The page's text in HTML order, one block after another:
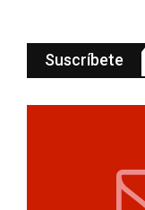
Suscríbete